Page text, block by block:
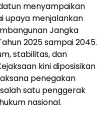
menyampaikan
upaya menjalankan
Jangka
2025 sampai 2045.
stabilitas, dan
kini diposisikan
penegakan
satu penggerak
nasional.